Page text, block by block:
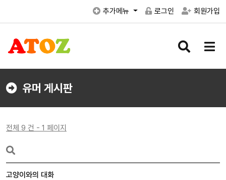
추가메뉴 로그인 회원가입
검
버
메
버
유머 게시판
전체 9 건 - 1 페이지
고양이와의 대화